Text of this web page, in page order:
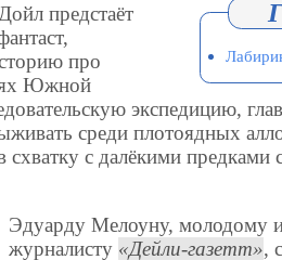
предстаёт
про
Южной
экспедицию,
среди плотоядных
схватку с далёкими предками
Эдуарду Мелоуну, молодому
журналисту
Дейли-газетт ,